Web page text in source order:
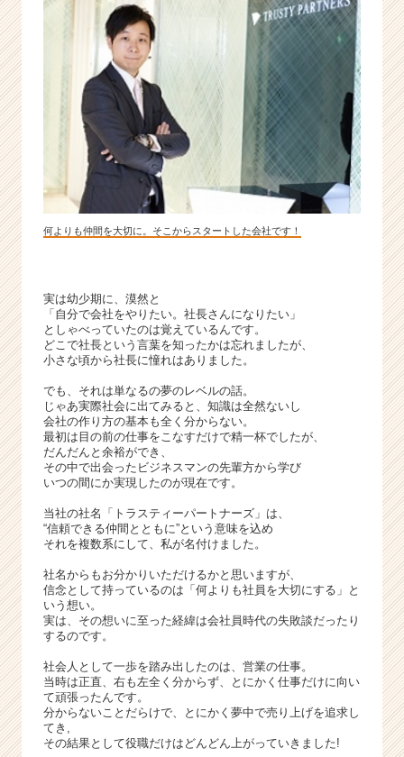
に、
2
0
0
P
O
を
見
え
ク
セ
レ
ン
ト
ベ
ン
チ
ャ
ー！
|
ン
チ
ー・
成
長
か
ス
ウ
何よりも仲間を大切に。そこからスタートした会社です！
実は幼少期に、漠然と
「自分で会社をやりたい。社長さんになりたい」
としゃべっていたのは覚えているんです。
どこで社長という言葉を知ったかは忘れましたが、
小さな頃から社長に憧れはありました。
でも、それは単なるの夢のレベルの話。
じゃあ実際社会に出てみると、知識は全然ないし
会社の作り方の基本も全く分からない。
最初は目の前の仕事をこなすだけで精一杯でしたが、
だんだんと余裕ができ、
その中で出会ったビジネスマンの先輩方から学び
いつの間にか実現したのが現在です。
当社の社名「トラスティーパートナーズ」は、
“信頼できる仲間とともに”という意味を込め
それを複数系にして、私が名付けました。
社名からもお分かりいただけるかと思いますが、
信念として持っているのは「何よりも社員を大切にする」と
いう想い。
実は、その想いに至った経緯は会社員時代の失敗談だったり
するのです。
社会人として一歩を踏み出したのは、営業の仕事。
当時は正直、右も左全く分からず、とにかく仕事だけに向い
て頑張ったんです。
分からないことだらけで、とにかく夢中で売り上げを追求し
てき,
その結果として役職だけはどんどん上がっていきました!